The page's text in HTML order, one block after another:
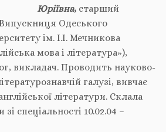
Юріївна, старший
Одеського
ім. І.І. Мечникова
мова і література»),
викладач. Проводить науково-
галузі, вивчає
літератури. Склала
спеціальності 10.02.04 –